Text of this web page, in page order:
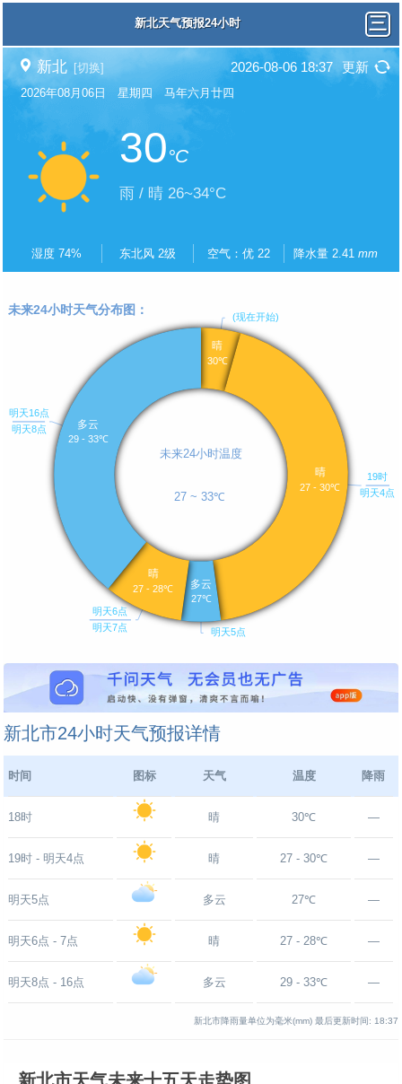
新北天气预报24小时
新北 [切换] 2026-08-06 18:37 更新
2026年08月06日 星期四 马年六月廿四
30°C
雨 / 晴 26~34°C
湿度 74% 东北风 2级 空气：优 22 降水量 2.41 mm
新北市24小时天气预报详情
时间 图标 天气 温度 降雨
18时 晴 30℃ —
19时 - 明天4点 晴 27 - 30℃ —
明天5点 多云 27℃ —
明天6点 - 7点 晴 27 - 28℃ —
明天8点 - 16点 多云 29 - 33℃ —
新北市降雨量单位为毫米(mm) 最后更新时间: 18:37